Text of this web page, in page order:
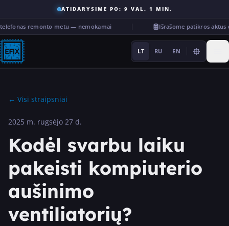
ATIDARYSIME PO: 9 VAL. 1 MIN.
remonto metu — nemokamai Išrašome patikros aktus
LT RU EN
Paslaugos
Kita
← Visi straipsniai
2025 m. rugsėjo 27 d.
Kodėl svarbu laiku
pakeisti kompiuterio
aušinimo
ventiliatorių?